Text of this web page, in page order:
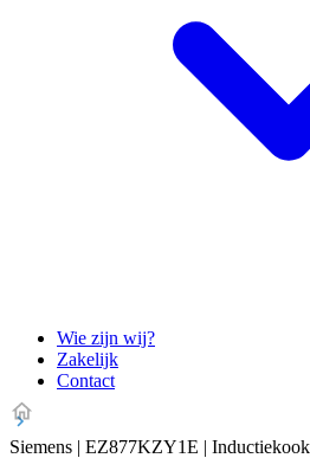
Wie zijn wij?
Zakelijk
Contact
Siemens | EZ877KZY1E |